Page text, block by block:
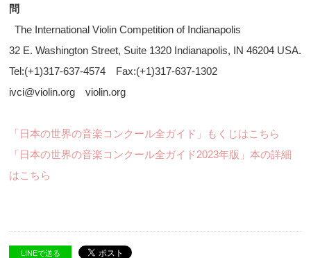
問
The International Violin Competition of Indianapolis
32 E. Washington Street, Suite 1320 Indianapolis, IN 46204 USA.
Tel:(+1)317-637-4574 Fax:(+1)317-637-1302
ivci@violin.org violin.org
「日本の世界の音楽コンクール全ガイド」もくじはこちら
「日本の世界の音楽コンクール全ガイド2023年版」本の詳細
はこちら
LINEで送る